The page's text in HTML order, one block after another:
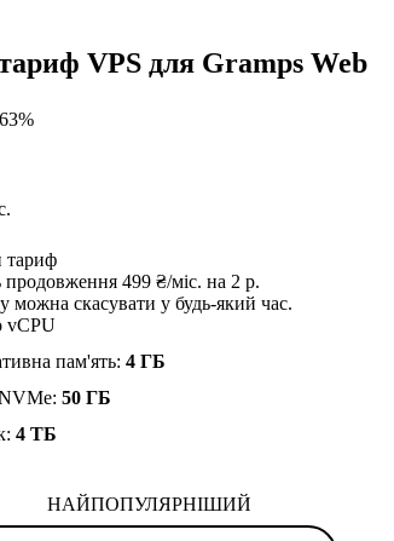
VPS для Gramps Web
тариф
продовження 499 ₴/міс. на 2 р.
можна скасувати у будь-який час.
vCPU
пам'ять: 4 ГБ
50 ГБ
4 TБ
НАЙПОПУЛЯРНІШИЙ